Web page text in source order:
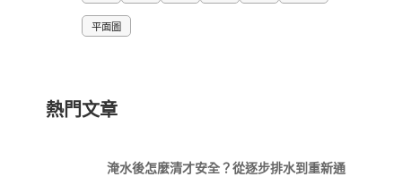
平面圖
熱門文章
淹水後怎麼清才安全？從逐步排水到重新通